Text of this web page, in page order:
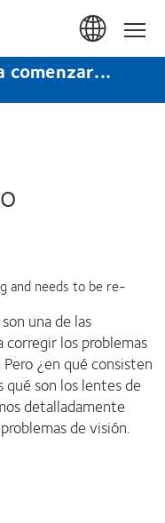
Inicio
comenzar...
and needs to be re-
una de las
los problemas
¿en qué consisten
son los lentes de
detalladamente
de visión.